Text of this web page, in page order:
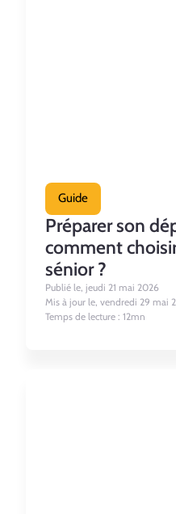
Guide
Préparer son
comment
sénior ?
Publié le, jeudi 21 mai 2026
Mis à jour le, vendredi 29 mai
Temps de lecture : 12mn